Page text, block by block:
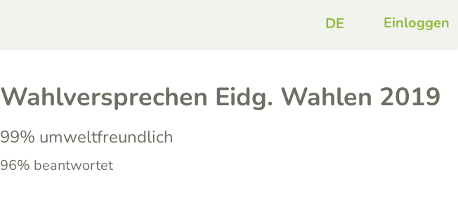
Einloggen
Wahlversprechen Eidg. Wahlen 2019
99% umweltfreundlich
96% beantwortet